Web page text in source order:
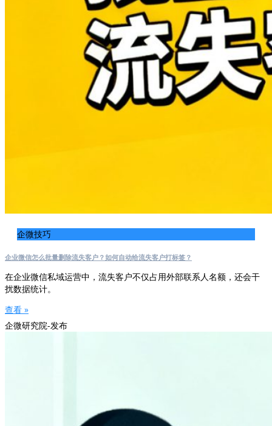
企微技巧
企业微信怎么批量删除流失客户？如何自动给流失客户打标签？
在企业微信私域运营中，流失客户不仅占用外部联系人名额，还会干
扰数据统计。
查看 »
企微研究院-发布